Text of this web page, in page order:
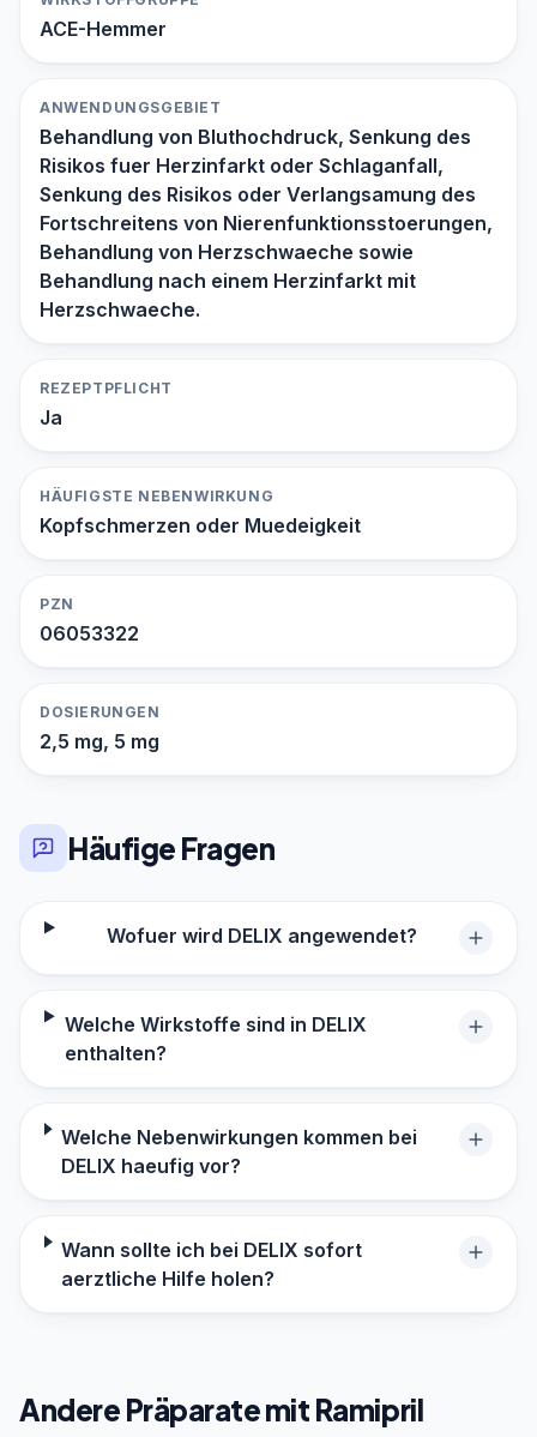
ACE-Hemmer
ANWENDUNGSGEBIET
Behandlung von Bluthochdruck, Senkung des
Risikos fuer Herzinfarkt oder Schlaganfall,
Senkung des Risikos oder Verlangsamung des
Fortschreitens von Nierenfunktionsstoerungen,
Behandlung von Herzschwaeche sowie
Behandlung nach einem Herzinfarkt mit
Herzschwaeche.
REZEPTPFLICHT
Ja
HÄUFIGSTE NEBENWIRKUNG
Kopfschmerzen oder Muedeigkeit
PZN
06053322
DOSIERUNGEN
2,5 mg, 5 mg
Häufige Fragen
Wofuer wird DELIX angewendet?
Welche Wirkstoffe sind in DELIX
enthalten?
Welche Nebenwirkungen kommen bei
DELIX haeufig vor?
Wann sollte ich bei DELIX sofort
aerztliche Hilfe holen?
Andere Präparate mit Ramipril